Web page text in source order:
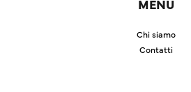
MENU
Chi siamo
Contatti